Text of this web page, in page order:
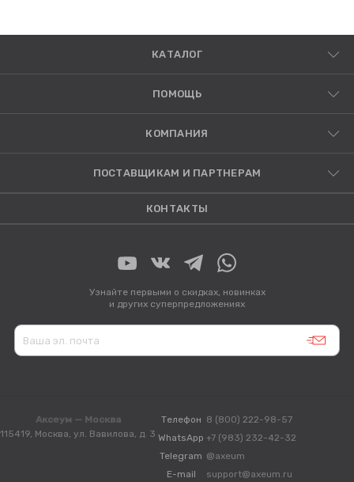
КАТАЛОГ
ПОМОЩЬ
КОМПАНИЯ
ПОСТАВЩИКАМ И ПАРТНЕРАМ
КОНТАКТЫ
Узнайте первыми о скидках, новинках
и других суперпредложениях
Аксеум — Москва
115419, Москва, ул. Вавилова, д. 3
Телефон 8 (800) 222-98-57
WhatsApp +7 (983) 232-42-32
Telegram @axeum
E-mail
support@axeum.ru